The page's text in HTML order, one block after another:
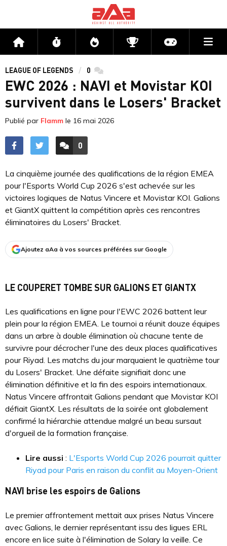
Accueil Flux Directs CompétitionsActu jeux
LEAGUE OF LEGENDS 0 commentaires
EWC 2026 : NAVI et Movistar KOI
survivent dans le Losers' Bracket
Publié par Flamm le 16 mai 2026
ACCÉDER AUX
0
COMMENTAIRES
La cinquième journée des qualifications de la région EMEA
pour l'Esports World Cup 2026 s'est achevée sur les
victoires logiques de Natus Vincere et Movistar KOI. Galions
et GiantX quittent la compétition après ces rencontres
éliminatoires du Losers' Bracket.
Ajoutez aAa à vos sources préférées sur Google
LE COUPERET TOMBE SUR GALIONS ET GIANTX
Les qualifications en ligne pour l'EWC 2026 battent leur
plein pour la région EMEA. Le tournoi a réunit douze équipes
dans un arbre à double élimination où chacune tente de
survivre pour décrocher l'une des deux places qualificatives
pour Riyad. Les matchs du jour marquaient le quatrième tour
du Losers' Bracket. Une défaite signifiait donc une
élimination définitive et la fin des espoirs internationaux.
Natus Vincere affrontait Galions pendant que Movistar KOI
défiait GiantX. Les résultats de la soirée ont globalement
confirmé la hiérarchie attendue malgré un beau sursaut
d'orgueil de la formation française.
Lire aussi : L'Esports World Cup 2026 pourrait quitter
Riyad pour Paris en raison du conflit au Moyen-Orient
NAVI brise les espoirs de Galions
Le premier affrontement mettait aux prises Natus Vincere
avec Galions, le dernier représentant issu des ligues ERL
encore en lice suite à l'élimination de Solary la veille. Ce